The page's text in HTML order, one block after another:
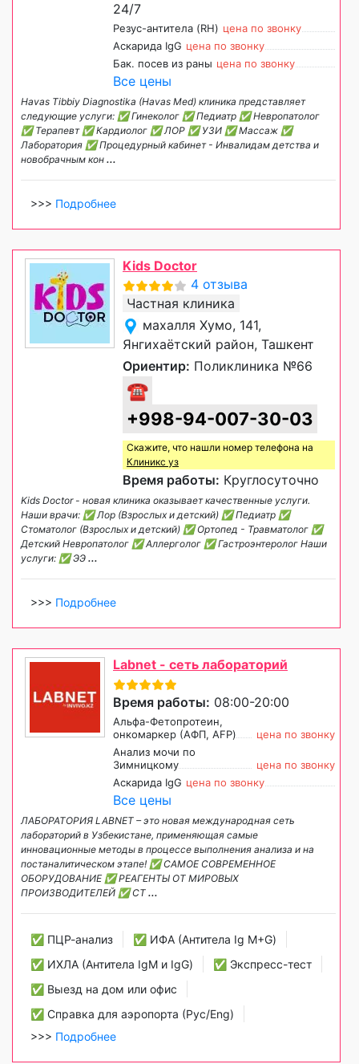
24/7
Резус-антитела (RH) цена по звонку
Аскарида IgG цена по звонку
Бак. посев из раны цена по звонку
Все цены
Havas Tibbiy Diagnostika (Havas Med) клиника представляет
следующие услуги: ✅ Гинеколог ✅ Педиатр ✅ Невропатолог
✅ Терапевт ✅ Кардиолог ✅ ЛОР ✅ УЗИ ✅ Массаж ✅
Лаборатория ✅ Процедурный кабинет - Инвалидам детства и
новобрачным кон ...
>>> Подробнее
Kids Doctor
4 отзыва
Частная клиника
махалля Хумо, 141,
Янгихаётский район, Ташкент
Ориентир: Поликлиника №66
☎
+998-94-007-30-03
Скажите, что нашли номер телефона на
Клиникс уз
Время работы: Круглосуточно
Kids Doctor - новая клиника оказывает качественные услуги.
Наши врачи: ✅ Лор (Взрослых и детский) ✅ Педиатр ✅
Стоматолог (Взрослых и детский) ✅ Ортопед - Травматолог ✅
Детский Невропатолог ✅ Аллерголог ✅ Гастроэнтеролог Наши
услуги: ✅ ЭЭ ...
>>> Подробнее
Labnet - сеть лабораторий
Время работы: 08:00-20:00
Альфа-Фетопротеин,
онкомаркер (АФП, AFP)
цена по звонку
Анализ мочи по
Зимницкому
цена по звонку
Аскарида IgG цена по звонку
Все цены
ЛАБОРАТОРИЯ LABNET – это новая международная сеть
лабораторий в Узбекистане, применяющая самые
инновационные методы в процессе выполнения анализа и на
постаналитическом этапе! ✅ САМОЕ СОВРЕМЕННОЕ
ОБОРУДОВАНИЕ ✅ РЕАГЕНТЫ ОТ МИРОВЫХ
ПРОИЗВОДИТЕЛЕЙ ✅ СТ ...
✅ ПЦР-анализ
✅ ИФА (Антитела Ig М+G)
✅ ИХЛА (Антитела IgM и IgG)
✅ Экспресс-тест
✅ Выезд на дом или офис
✅ Справка для аэропорта (Рус/Eng)
>>> Подробнее